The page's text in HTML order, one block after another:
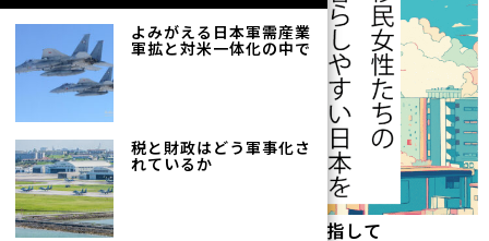
移民女性たちの暮らしやすい日本を目指して
よみがえる日本軍需産業――
軍拡と対米一体化の中で
税と財政はどう軍事化さ
れているか